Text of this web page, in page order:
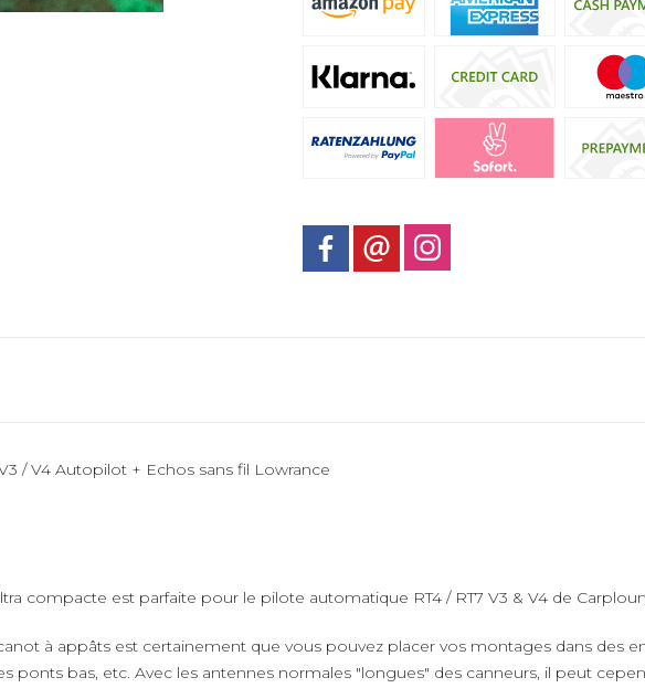
/ V4 Autopilot + Echos sans fil Lowrance
compacte est parfaite pour le pilote automatique RT4 / RT7 V3 & V4 de
à appâts est certainement que vous pouvez placer vos montages dans des
bas, etc. Avec les antennes normales "longues" des canneurs, il peut